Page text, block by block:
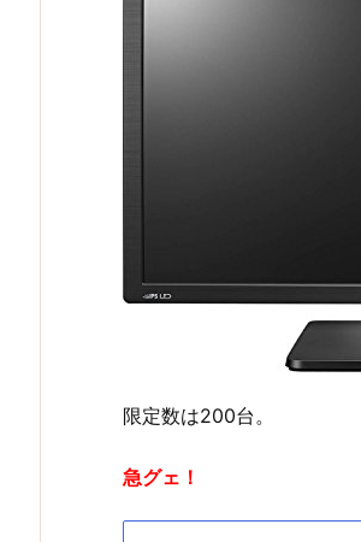
限定数は200台。
急グェ！